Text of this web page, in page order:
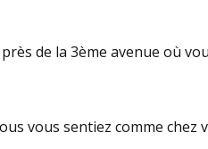
de la 3ème avenue où
vous sentiez comme chez